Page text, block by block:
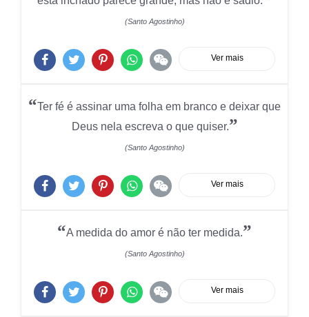
(Santo Agostinho)
Ver mais
“Ter fé é assinar uma folha em branco e deixar que
Deus nela escreva o que quiser.”
(Santo Agostinho)
Ver mais
“A medida do amor é não ter medida.”
(Santo Agostinho)
Ver mais